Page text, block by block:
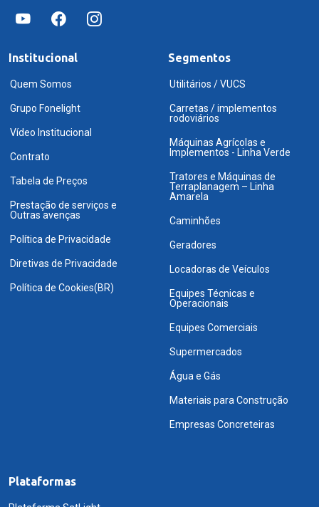
Institucional
Quem Somos
Grupo Fonelight
Vídeo Institucional
Contrato
Tabela de Preços
Prestação de serviços e
Outras avenças
Política de Privacidade
Diretivas de Privacidade
Política de Cookies(BR)
Segmentos
Utilitários / VUCS
Carretas / implementos
rodoviários
Máquinas Agrícolas e
Implementos - Linha Verde
Tratores e Máquinas de
Terraplanagem – Linha
Amarela
Caminhões
Geradores
Locadoras de Veículos
Equipes Técnicas e
Operacionais
Equipes Comerciais
Supermercados
Água e Gás
Materiais para Construção
Empresas Concreteiras
Plataformas